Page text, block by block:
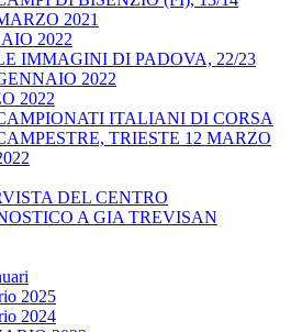
2021
2022
IMMAGINI DI PADOVA, 22/23
2022
2022
ITALIANI DI CORSA
TRIESTE 12 MARZO
DEL CENTRO
A GIA TREVISAN
2025
2024